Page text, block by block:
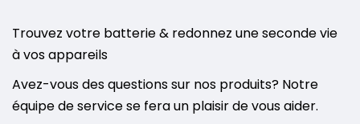
Trouvez votre batterie & redonnez une seconde vie
à vos appareils
Avez-vous des questions sur nos produits? Notre
équipe de service se fera un plaisir de vous aider.